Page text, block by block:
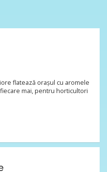
flatează orașul cu aromele
mai, pentru horticultori